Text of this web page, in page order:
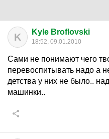
K Kyle Broflovski
18:52, 09.01.2010
Сами не понимают чего
перевоспитывать надо а
детства у них не было..
машинки..